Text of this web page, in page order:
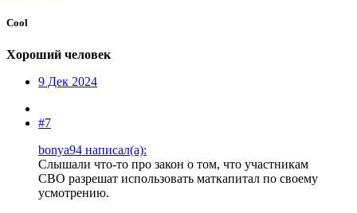
Cool
Хороший человек
9 Дек 2024
#7
bonya94 написал(а):
Слышали что-то про закон о том, что участникам
СВО разрешат использовать маткапитал по своему
усмотрению.